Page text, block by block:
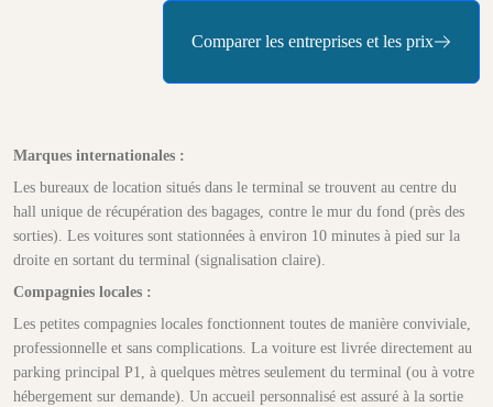
Comparer les entreprises et les prix
Marques internationales :
Les bureaux de location situés dans le terminal se trouvent au centre du
hall unique de récupération des bagages, contre le mur du fond (près des
sorties). Les voitures sont stationnées à environ 10 minutes à pied sur la
droite en sortant du terminal (signalisation claire).
Compagnies locales :
Les petites compagnies locales fonctionnent toutes de manière conviviale,
professionnelle et sans complications. La voiture est livrée directement au
parking principal P1, à quelques mètres seulement du terminal (ou à votre
hébergement sur demande). Un accueil personnalisé est assuré à la sortie